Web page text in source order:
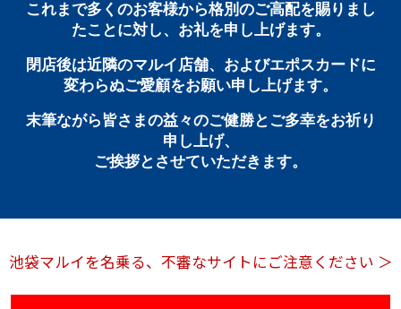
これまで多くのお客様から格別のご高配を賜りまし
たことに対し、お礼を申し上げます。
閉店後は近隣のマルイ店舗、およびエポスカードに
変わらぬご愛顧をお願い申し上げます。
末筆ながら皆さまの益々のご健勝とご多幸をお祈り
申し上げ、
ご挨拶とさせていただきます。
池袋マルイを名乗る、不審なサイトにご注意ください ＞